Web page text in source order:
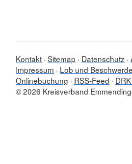
Kontakt Sitemap Datenschutz
Impressum
Lob und
Onlinebuchung
RSS-Feed
© 2026 Kreisverband